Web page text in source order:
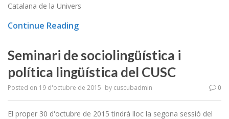
Catalana de la Univers
Continue Reading
Seminari de sociolingüística i
política lingüística del CUSC
Posted on 19 d'octubre de 2015 by cuscubadmin 0
El proper 30 d'octubre de 2015 tindrà lloc la segona sessió del